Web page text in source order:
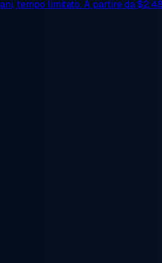
tempo limitato. A partire da